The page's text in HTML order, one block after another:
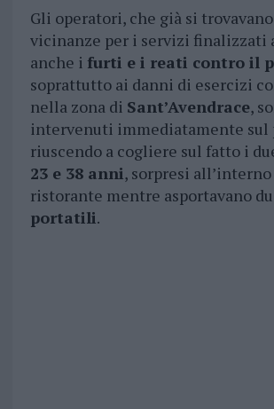
Gli operatori, che già si
vicinanze per i servizi finalizzati
anche i furti e i reati contro il
soprattutto ai danni di esercizi
nella zona di Sant’Avendrace,
intervenuti immediatamente sul
riuscendo a cogliere sul fatto i
23 e 38 anni, sorpresi
ristorante mentre asportavano
portatili.